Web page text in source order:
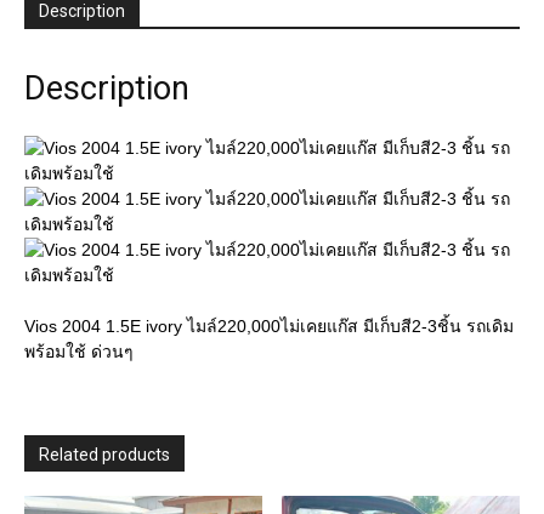
เคย
เก็บ
3
ชิ้น
รถ
เดิม
พร้อม
ใช้
Description
Description
Vios 2004 1.5E ivory ไมล์220,000ไม่เคยแก๊ส มีเก็บสี2-3ชิ้น รถเดิม
พร้อมใช้ ด่วนๆ
Related products